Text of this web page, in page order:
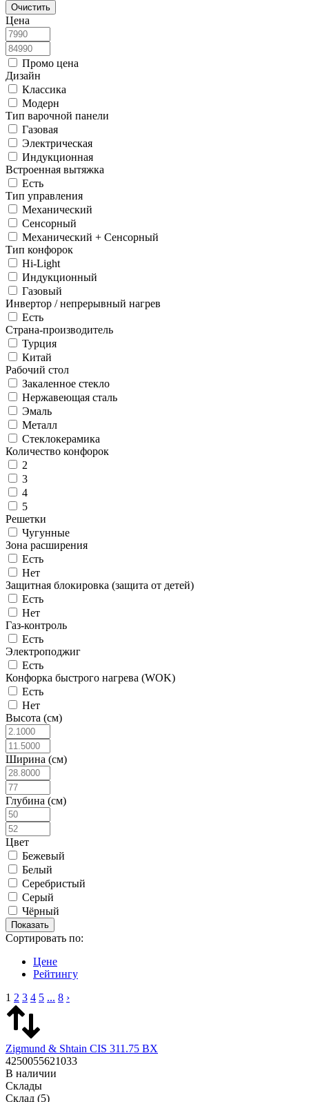
Цена
Промо цена
Дизайн
Классика
Модерн
Тип варочной панели
Газовая
Электрическая
Индукционная
Встроенная вытяжка
Есть
Тип управления
Механический
Сенсорный
Механический + Сенсорный
Тип конфорок
Hi-Light
Индукционный
Газовый
Инвертор / непрерывный нагрев
Есть
Страна-производитель
Турция
Китай
Рабочий стол
Закаленное стекло
Нержавеющая сталь
Эмаль
Металл
Стеклокерамика
Количество конфорок
2
3
4
5
Решетки
Чугунные
Зона расширения
Есть
Нет
Защитная блокировка (защита от детей)
Есть
Нет
Газ-контроль
Есть
Электроподжиг
Есть
Конфорка быстрого нагрева (WOK)
Есть
Нет
Высота (см)
Ширина (см)
Глубина (см)
Цвет
Бежевый
Белый
Серебристый
Серый
Чёрный
Сортировать по:
Цене
Рейтингу
1 2 3 4 5 ... 8 ›
Zigmund & Shtain CIS 311.75 BX
4250055621033
В наличии
Склады
Склад (5)